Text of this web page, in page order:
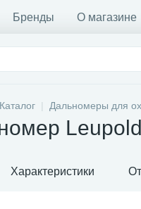
Бренды О магазине
Каталог Дальномеры для
Характеристики